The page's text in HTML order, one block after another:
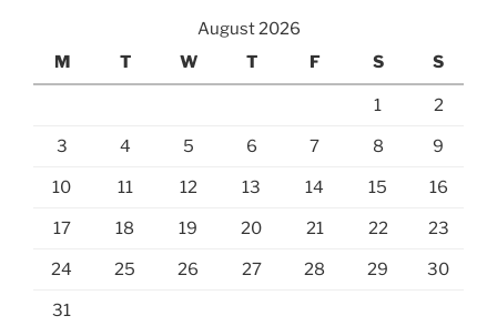
August 2026
M
T W T F S S
1 2
3 4 5 6 7 8 9
10 11 12 13 14 15 16
17 18 19 20 21 22 23
24 25 26 27 28 29 30
31